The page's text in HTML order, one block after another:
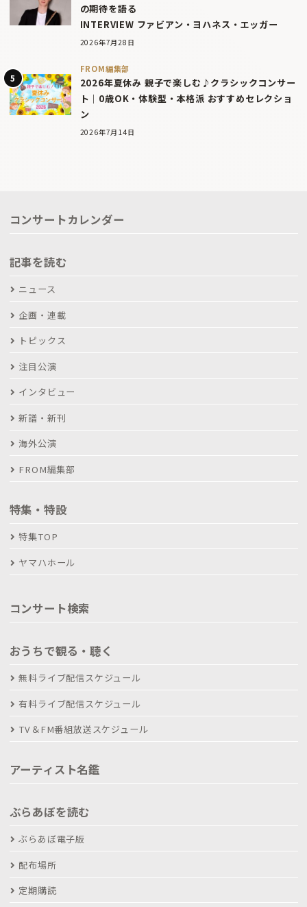
の期待を語る
INTERVIEW ファビアン・ヨハネス・エッガー
2026年7月28日
FROM編集部
2026年夏休み 親子で楽しむ♪クラシックコンサー
ト｜0歳OK・体験型・本格派 おすすめセレクショ
ン
2026年7月14日
コンサートカレンダー
記事を読む
ニュース
企画・連載
トピックス
注目公演
インタビュー
新譜・新刊
海外公演
FROM編集部
特集・特設
特集TOP
ヤマハホール
コンサート検索
おうちで観る・聴く
無料ライブ配信スケジュール
有料ライブ配信スケジュール
TV＆FM番組放送スケジュール
アーティスト名鑑
ぶらあぼを読む
ぶらあぼ電子版
配布場所
定期購読